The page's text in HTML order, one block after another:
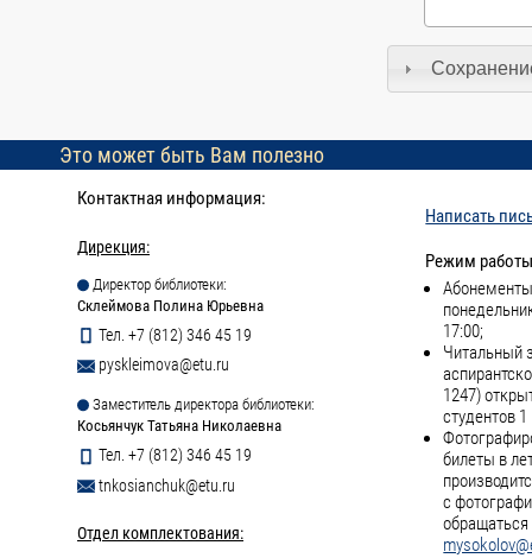
Это может быть Вам полезно
Контактная информация:
Дирекция:
Директор библиотеки:
Склеймова Полина Юрьевна
Тел. +7 (812) 346 45 19
pyskleimova@etu.ru
Заместитель директора библиотеки:
Косьянчук Татьяна Николаевна
Тел. +7 (812) 346 45 19
tnkosianchuk@etu.ru
Отдел комплектования:
Написать
Режим
17:00;
Читальный
1247)
студентов
билеты в
с
обращаться